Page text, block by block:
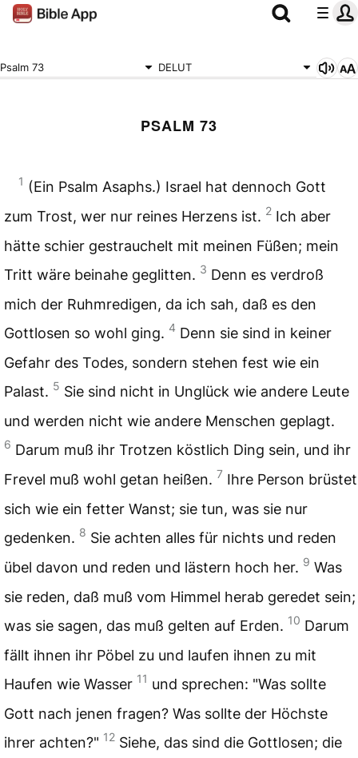
Psalm 73 DELUT
PSALM 73
1 (Ein Psalm Asaphs.) Israel hat dennoch Gott
zum Trost, wer nur reines Herzens ist. 2 Ich aber
hätte schier gestrauchelt mit meinen Füßen; mein
Tritt wäre beinahe geglitten. 3 Denn es verdroß
mich der Ruhmredigen, da ich sah, daß es den
Gottlosen so wohl ging. 4 Denn sie sind in keiner
Gefahr des Todes, sondern stehen fest wie ein
Palast. 5 Sie sind nicht in Unglück wie andere Leute
und werden nicht wie andere Menschen geplagt.
6 Darum muß ihr Trotzen köstlich Ding sein, und ihr
Frevel muß wohl getan heißen. 7 Ihre Person brüstet
sich wie ein fetter Wanst; sie tun, was sie nur
gedenken. 8 Sie achten alles für nichts und reden
übel davon und reden und lästern hoch her. 9 Was
sie reden, daß muß vom Himmel herab geredet sein;
was sie sagen, das muß gelten auf Erden. 10 Darum
fällt ihnen ihr Pöbel zu und laufen ihnen zu mit
Haufen wie Wasser 11 und sprechen: "Was sollte
Gott nach jenen fragen? Was sollte der Höchste
ihrer achten?" 12 Siehe, das sind die Gottlosen; die